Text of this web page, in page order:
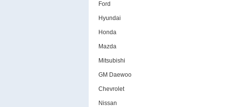
Ford
Hyundai
Honda
Mazda
Mitsubishi
GM Daewoo
Chevrolet
Nissan